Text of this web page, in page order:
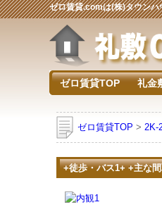
ゼロ賃貸.comは(株)タウン
ゼロ賃貸TOP 礼金
ゼロ賃貸TOP > 2K-
+徒歩・バス1+ +主な